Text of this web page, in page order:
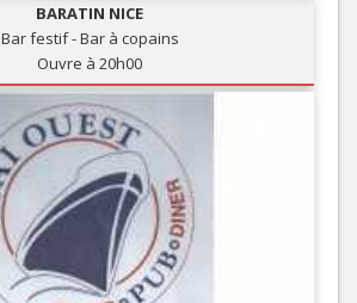
BARATIN NICE
Bar festif - Bar à copains
Ouvre à 20h00